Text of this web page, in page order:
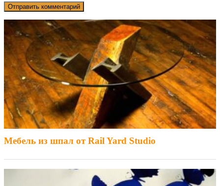
Мебель из шпал от Rail Yard Studio